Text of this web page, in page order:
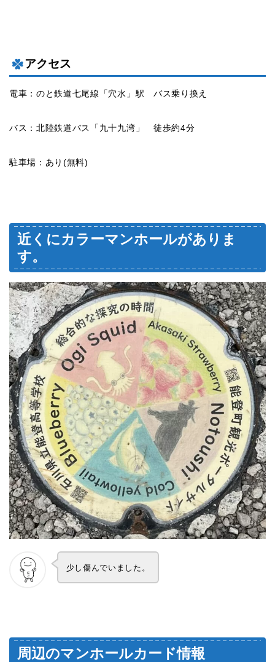
アクセス
電車：のと鉄道七尾線「穴水」駅 バス乗り換え
バス：北陸鉄道バス「九十九湾」 徒歩約4分
駐車場：あり(無料)
近くにカラーマンホールがありま
す。
少し傷んでいました。
周辺のマンホールカード情報